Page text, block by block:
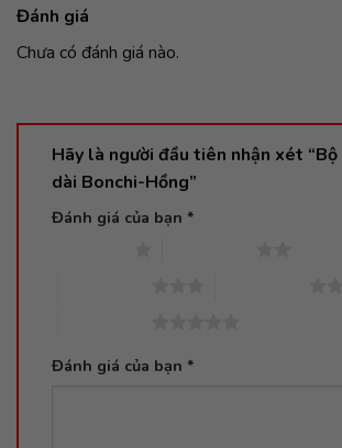
Đánh giá
Chưa có đánh giá nào.
Hãy là người đầu tiên nhận xét
dài Bonchi-Hồng”
Đánh giá của bạn *
Đánh giá của bạn *